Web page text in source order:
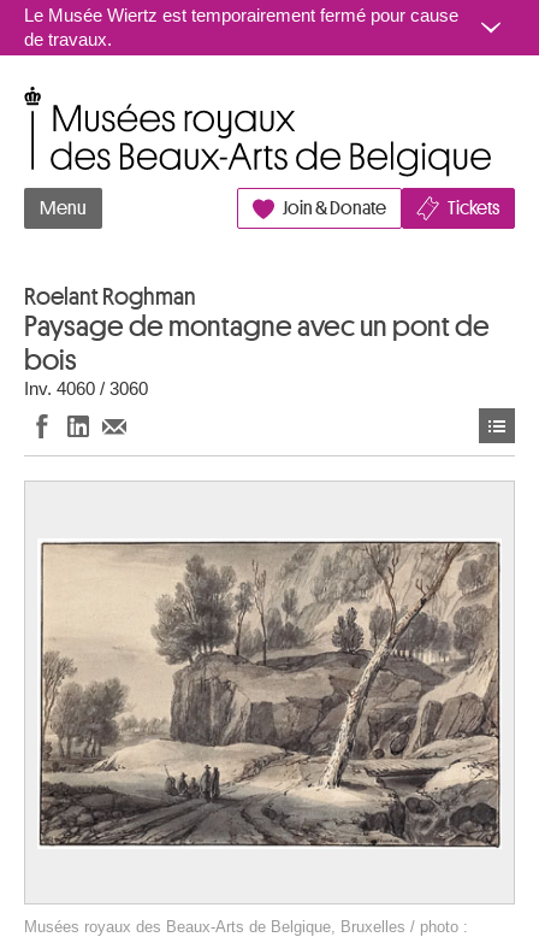
Aller au contenu
Le Musée Wiertz est temporairement fermé pour cause
de travaux.
Menu Join & Donate Tickets
Roelant Roghman
Paysage de montagne avec un pont de
bois
Inv. 4060 / 3060
Musées royaux des Beaux-Arts de Belgique, Bruxelles / photo :